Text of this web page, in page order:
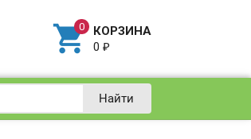
 КОРЗИНА
0₽
Найти